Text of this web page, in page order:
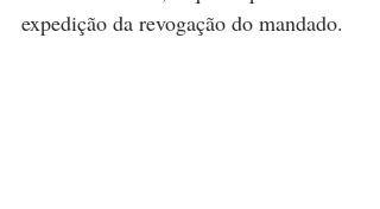
expedição da revogação do mandado.